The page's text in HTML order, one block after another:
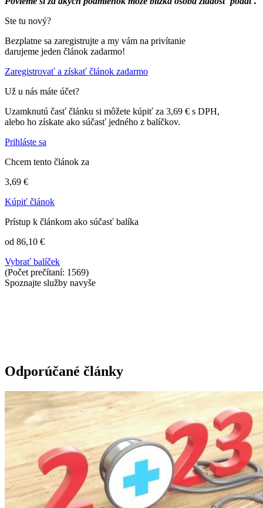
Ste tu nový?
Bezplatne sa zaregistrujte a my vám na privítanie
darujeme jeden článok zadarmo!
Zaregistrovať a získať článok zadarmo
Už u nás máte účet?
Uzamknutú časť článku si môžete kúpiť za 3,69 € s DPH,
alebo ho získate ako súčasť jedného z balíčkov.
Prihláste sa
Chcem tento článok za
3,69 €
Kúpiť článok
Prístup k článkom ako súčasť balíka
od 86,10 €
Vybrať balíček
(Počet prečítaní: 1569)
Spoznajte služby navyše
Odporúčané články